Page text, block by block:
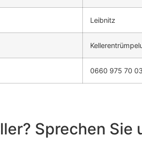
Leibnitz
0660 975 70 03
Sprechen Sie